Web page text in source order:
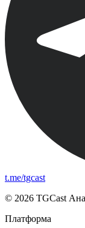
t.me/tgcast
© 2026 TGCast
Платформа